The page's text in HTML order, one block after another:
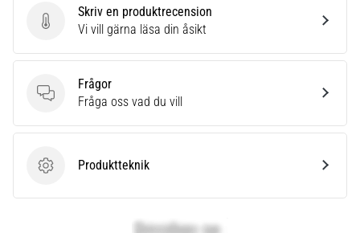
Skriv en produktrecension
Skriv en produktrecension
Vi vill gärna läsa din åsikt
Frågor
Frågor
Fråga oss vad du vill
ProduktteknikProduktteknik